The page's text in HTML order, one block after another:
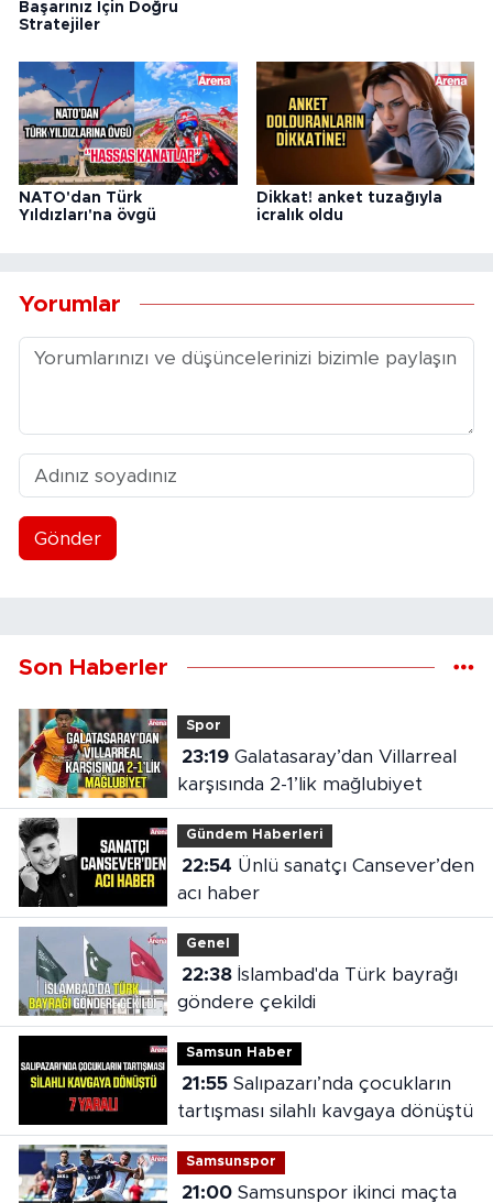
Başarınız İçin Doğru
Stratejiler
NATO'dan Türk
Yıldızları'na övgü
Dikkat! anket tuzağıyla
icralık oldu
Yorumlar
Gönder
Son Haberler
Spor
23:19Galatasaray’dan Villarreal
karşısında 2-1’lik mağlubiyet
Gündem Haberleri
22:54
acı haber
Genel
22:38İslambad'da Türk bayrağı
göndere çekildi
Samsun Haber
21:55Salıpazarı’nda çocukların
tartışması silahlı kavgaya dönüştü
Samsunspor
21:00Samsunspor ikinci maçta